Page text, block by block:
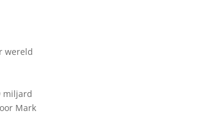
wereld
miljard
Mark